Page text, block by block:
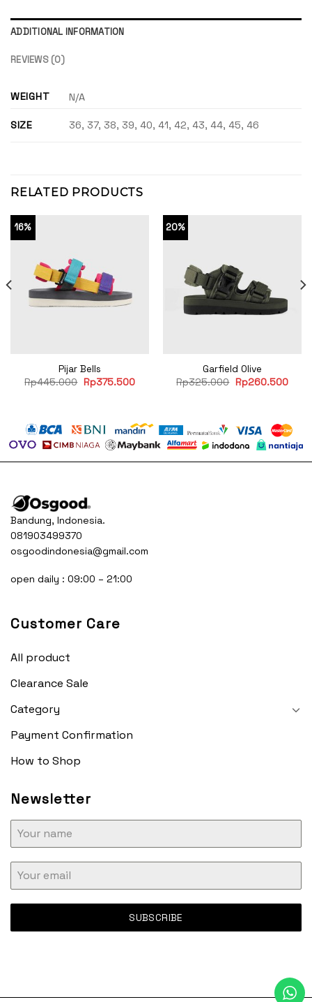
ADDITIONAL INFORMATION
REVIEWS (0)
WEIGHT N/A
SIZE 36, 37, 38, 39, 40, 41, 42, 43, 44, 45, 46
RELATED PRODUCTS
16%
Pijar Bells
Rp445.000 Original
price
Rp375.500Current
20%
Garfield Olive
Rp325.000 Original
price
Rp260.500
Bandung, Indonesia.
081903499370
osgoodindonesia@gmail.com
open daily : 09:00 – 21:00
Customer Care
All product
Clearance Sale
Category
Payment Confirmation
How to Shop
Newsletter
SUBSCRIBE